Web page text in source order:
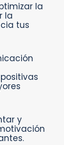
la
la
tus
y